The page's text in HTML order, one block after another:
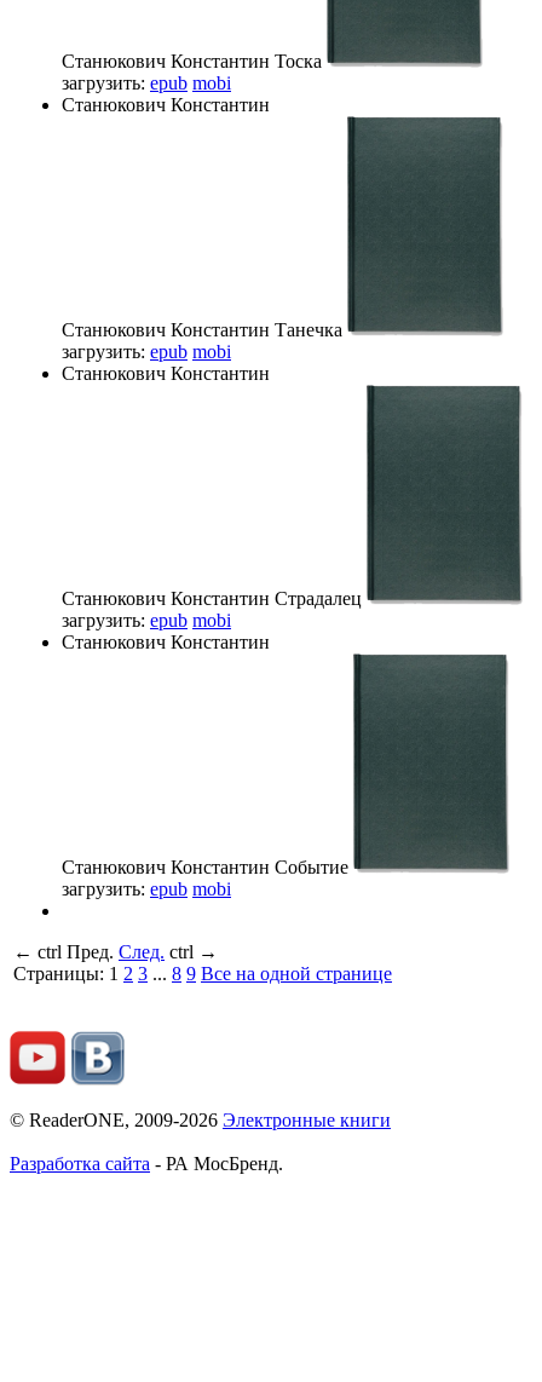
Станюкович Константин Тоска
загрузить: epub mobi
Станюкович Константин
Станюкович Константин Танечка
загрузить: epub mobi
Станюкович Константин
Станюкович Константин Страдалец
загрузить: epub mobi
Станюкович Константин
Станюкович Константин Событие
загрузить: epub mobi
← ctrl Пред. След. ctrl →
Страницы: 1 2 3 ... 8 9 Все на одной странице
© ReaderONE, 2009-2026 Электронные книги
Разработка сайта - РА МосБренд.